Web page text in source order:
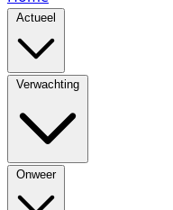
Actueel
Verwachting
Onweer